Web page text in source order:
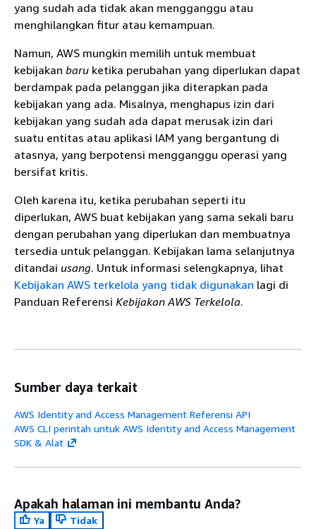
yang sudah ada tidak akan mengganggu atau
menghilangkan fitur atau kemampuan.
Namun, AWS mungkin memilih untuk membuat
kebijakan baru ketika perubahan yang diperlukan dapat
berdampak pada pelanggan jika diterapkan pada
kebijakan yang ada. Misalnya, menghapus izin dari
kebijakan yang sudah ada dapat merusak izin dari
suatu entitas atau aplikasi IAM yang bergantung di
atasnya, yang berpotensi mengganggu operasi yang
bersifat kritis.
Oleh karena itu, ketika perubahan seperti itu
diperlukan, AWS buat kebijakan yang sama sekali baru
dengan perubahan yang diperlukan dan membuatnya
tersedia untuk pelanggan. Kebijakan lama selanjutnya
ditandai usang. Untuk informasi selengkapnya, lihat
Kebijakan AWS terkelola yang tidak digunakan lagi di
Panduan Referensi Kebijakan AWS Terkelola.
Sumber daya terkait
AWS Identity and Access Management Referensi API
AWS CLI perintah untuk AWS Identity and Access Management
SDK & Alat
Apakah halaman ini membantu Anda?
Ya
Tidak